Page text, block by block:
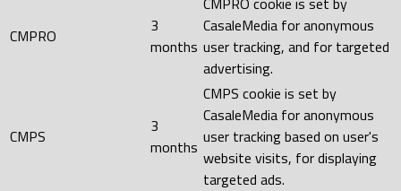
CMPRO
3
months
CasaleMedia for anonymous
user tracking, and for targeted
advertising.
CMPS
3
months
CMPS cookie is set by
CasaleMedia for anonymous
user tracking based on user's
website visits, for displaying
targeted ads.